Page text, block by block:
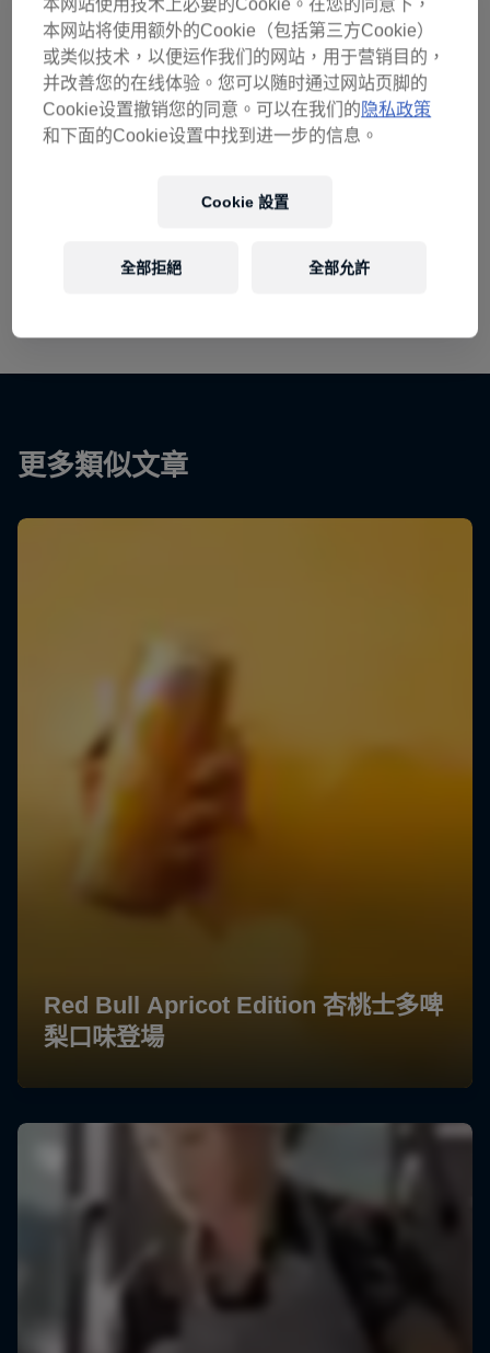
更多類似文章
本网站使用技术上必要的Cookie。在您的同意下，
本网站将使用额外的Cookie（包括第三方Cookie）
或类似技术，以便运作我们的网站，用于营销目的，
并改善您的在线体验。您可以随时通过网站页脚的
Cookie设置撤销您的同意。可以在我们的隐私政策
和下面的Cookie设置中找到进一步的信息。
Cookie 設置
全部拒絕 全部允許